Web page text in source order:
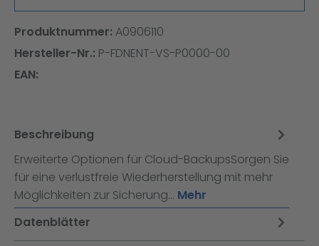
Produktnummer: A0906110
Hersteller-Nr.: P-FDNENT-VS-P0000-00
EAN:
Beschreibung
Erweiterte Optionen für Cloud-BackupsSorgen Sie
für eine verlustfreie Wiederherstellung mit mehr
Möglichkeiten zur Sicherung… Mehr
Datenblätter